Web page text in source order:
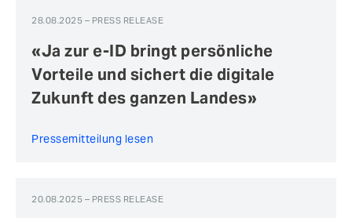
28.08.2025 – PRESS RELEASE
«Ja zur e-ID bringt persönliche
Vorteile und sichert die digitale
Zukunft des ganzen Landes»
Pressemitteilung lesen
20.08.2025 – PRESS RELEASE